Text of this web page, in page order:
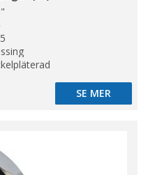
SE MER
SE MER